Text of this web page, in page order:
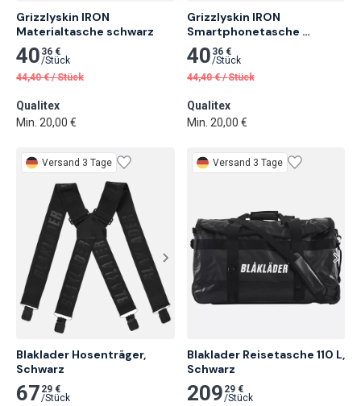
Grizzlyskin IRON
Materialtasche schwarz
40 36 €
/Stück
44,40 € /Stück
Qualitex
Min. 20,00 €
Grizzlyskin IRON
Smartphonetasche
schwarz
40 36 €
/Stück
44,40 € /Stück
Qualitex
Min. 20,00 €
Versand 3 Tage
Blaklader Hosenträger,
Schwarz
67 29 €
/Stück
Versand 3 Tage
Blaklader Reisetasche 110 L,
Schwarz
209 29 €
/Stück